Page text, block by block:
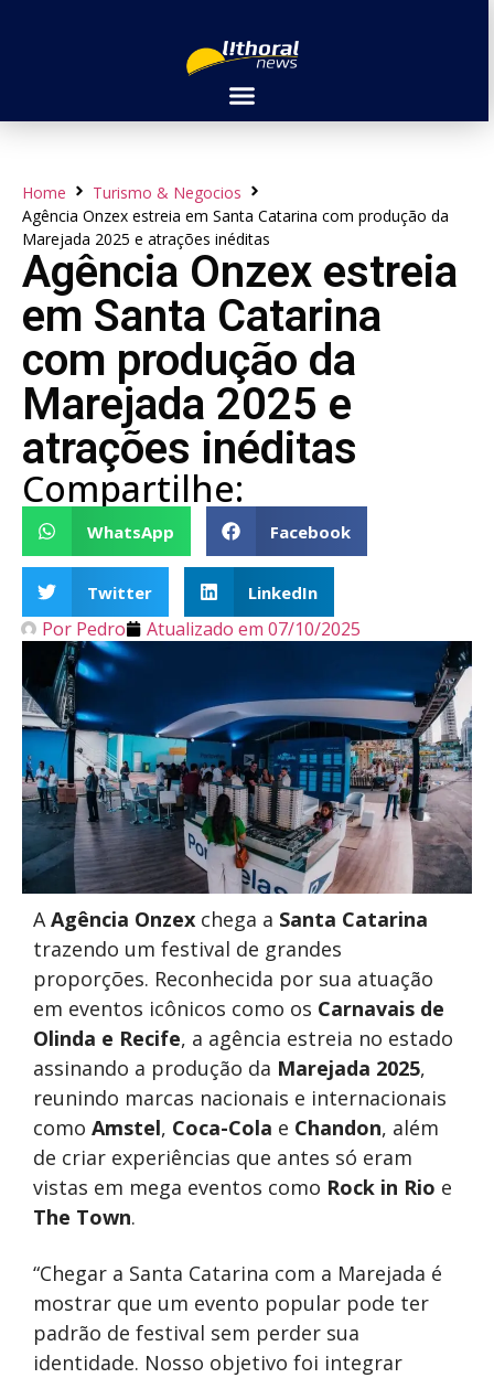
Home
Turismo & Negocios
Agência Onzex estreia em Santa Catarina com produção da
Marejada 2025 e atrações inéditas
Agência Onzex estreia
em Santa Catarina
com produção da
Marejada 2025 e
atrações inéditas
Compartilhe:
WhatsApp Facebook
Twitter LinkedIn
Por Pedro Atualizado em 07/10/2025
AAgência Onzex chega a Santa Catarina
trazendo um festival de grandes
proporções. Reconhecida por sua atuação
em eventos icônicos como os Carnavais de
Olinda e Recife, a agência estreia no estado
assinando a produção da Marejada 2025,
reunindo marcas nacionais e internacionais
como Amstel, Coca-Cola e Chandon, além
de criar experiências que antes só eram
vistas em mega eventos como Rock in Rio e
The Town.
“Chegar a Santa Catarina com a Marejada é
mostrar que um evento popular pode ter
padrão de festival sem perder sua
identidade. Nosso objetivo foi integrar